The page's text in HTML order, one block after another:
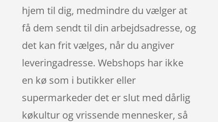
hjem til dig, medmindre du vælger at
få dem sendt til din arbejdsadresse, og
det kan frit vælges, når du angiver
leveringadresse. Webshops har ikke
en kø som i butikker eller
supermarkeder det er slut med dårlig
køkultur og vrissende mennesker, så